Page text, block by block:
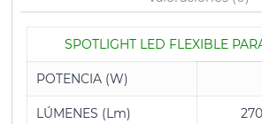
SPOTLIGHT LED FLEXIBLE
POTENCIA (W)
LÚMENES (Lm)